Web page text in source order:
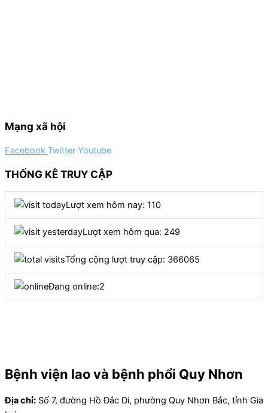
Mạng xã hội
Facebook Twitter Youtube
THỐNG KÊ TRUY CẬP
Lượt xem hôm nay: 110
Lượt xem hôm qua: 249
Tổng cộng lượt truy cập: 366065
Đang online:2
Bệnh viện lao và bệnh phổi Quy Nhơn
Địa chỉ: Số 7, đường Hồ Đắc Di, phường Quy Nhơn Bắc, tỉnh Gia